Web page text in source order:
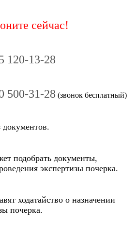
сейчас!
120-13-28
500-31-28 (звонок бесплатный)
документов.
подобрать документы,
экспертизы почерка.
ходатайство о назначении
почерка.